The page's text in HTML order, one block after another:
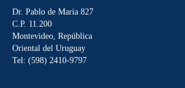
Dr. Pablo de Maria 827
C.P. 11.200
Montevideo, República
Oriental del Uruguay
Tel: (598) 2410-9797